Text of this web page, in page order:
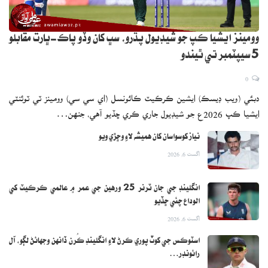
وومينز ايشيا ڪپ جو شيڊيول پڌرو، سڀ کان وڏو پاڪ-ڀارت مقابلو
5 سيپٽمبر تي ٿيندو
دبئي (ويب ڊيسڪ) ايشين ڪرڪيٽ ڪائونسل (اي سي سي) وومينز ٽي ٽوئنٽي
ايشيا ڪپ 2026ع جو شيڊيول جاري ڪري ڇڏيو آهي، جنهن…
نياز کوسواسان کان هميشه لاءِ وڇڙي ويو
اگست 6, 2026
انگلينڊ جي جان ٽرنر 25 ورهين جي عمر ۾ عالمي ڪرڪيٽ کي
الوداع چئي ڇڏيو
اگست 6, 2026
اسٽوڪس جي کوٽ پوري ڪرڻ لاءِ انگلينڊ ڪُرن ڏانهن وجهائڻ لڳو، آل
رائونڊر…